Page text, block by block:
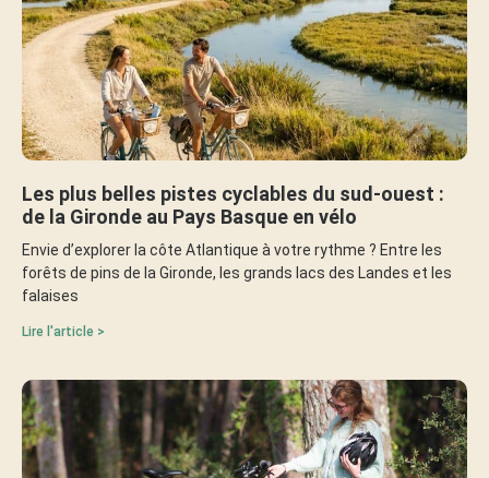
Les plus belles pistes cyclables du sud-ouest :
de la Gironde au Pays Basque en vélo
Envie d’explorer la côte Atlantique à votre rythme ? Entre les
forêts de pins de la Gironde, les grands lacs des Landes et les
falaises
Lire l'article >